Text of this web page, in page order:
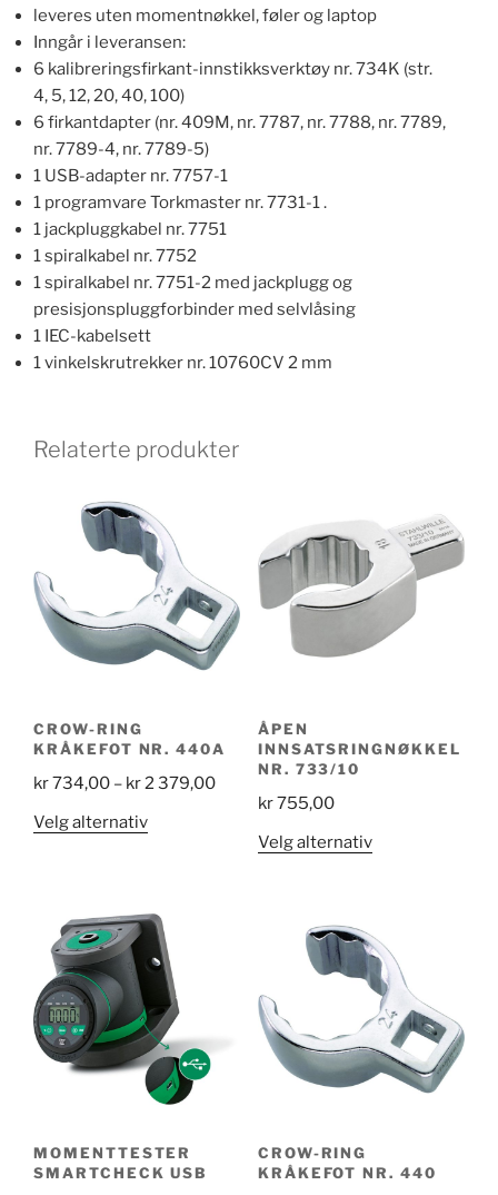
leveres uten momentnøkkel, føler og laptop
Inngår i leveransen:
6 kalibreringsfirkant-innstikksverktøy nr. 734K (str.
4, 5, 12, 20, 40, 100)
6 firkantdapter (nr. 409M, nr. 7787, nr. 7788, nr. 7789,
nr. 7789-4, nr. 7789-5)
1 USB-adapter nr. 7757-1
1 programvare Torkmaster nr. 7731-1 .
1 jackpluggkabel nr. 7751
1 spiralkabel nr. 7752
1 spiralkabel nr. 7751-2 med jackplugg og
presisjonspluggforbinder med selvlåsing
1 IEC-kabelsett
1 vinkelskrutrekker nr. 10760CV 2 mm
Relaterte produkter
CROW-RING
KRÅKEFOT NR. 440A
kr734,00 – kr2 379,00Price
range:
kr 734,00
Velg alternativDette
varianter.
Alternativene
kan
velges
på
produktsiden
ÅPEN
INNSATSRINGNØKKEL
NR. 733/10
kr755,00
Velg alternativDette
varianter.
Alternativene
kan
velges
på
produktsiden
MOMENTTESTER
SMARTCHECK USB
CROW-RING
KRÅKEFOT NR. 440